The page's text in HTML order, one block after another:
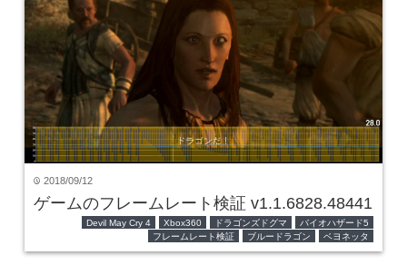
time 2018/09/12
ゲームのフレームレート検証 v1.1.6828.48441
Devil May Cry 4 Xbox360 ドラゴンズドグマ
バイオハザード5
フレームレート検証
ブルードラゴン ベヨネッタ